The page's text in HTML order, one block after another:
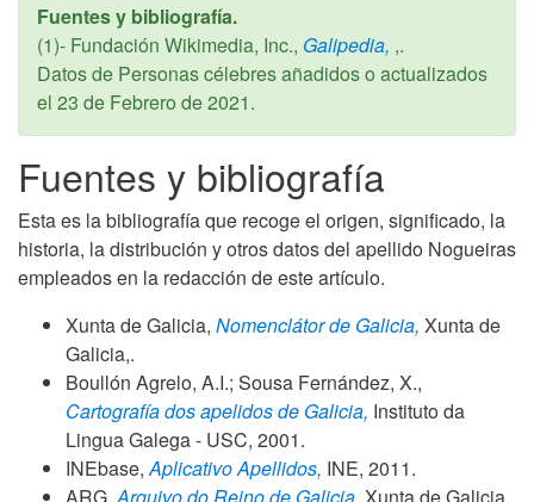
Fuentes y bibliografía.
(1)- Fundación Wikimedia, Inc., Galipedia, ,.
Datos de Personas célebres añadidos o actualizados
el 23 de Febrero de 2021.
Fuentes y bibliografía
Esta es la bibliografía que recoge el origen, significado, la
historia, la distribución y otros datos del apellido Nogueiras
empleados en la redacción de este artículo.
Xunta de Galicia, Nomenclátor de Galicia, Xunta de
Galicia,.
Boullón Agrelo, A.I.; Sousa Fernández, X.,
Cartografía dos apelidos de Galicia, Instituto da
Lingua Galega - USC, 2001.
INEbase, Aplicativo Apellidos, INE, 2011.
ARG, Arquivo do Reino de Galicia, Xunta de Galicia,.